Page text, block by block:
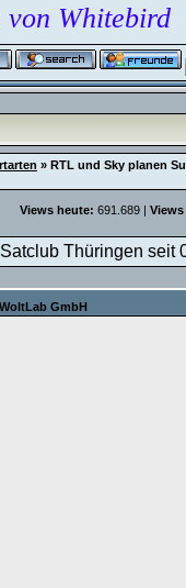
von Whitebird
» RTL und Sky planen
Views heute: 691.689 |
Satclub Thüringen seit
WoltLab GmbH